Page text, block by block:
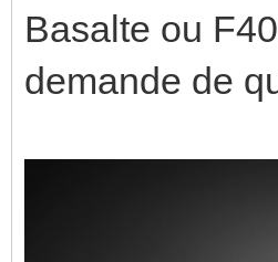
Basalte ou
demande de